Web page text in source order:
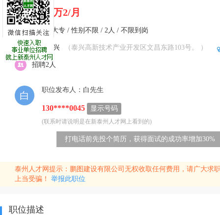
8千-1万2/月
不限 / 大专 / 性别不限 / 2人 / 不限到岗
泰州-泰兴 （泰兴高新技术产业开发区文昌东路103号。 ）
招聘2人
白
职位发布人：白先生
130****0045 显示号码
(联系时请说明是在新泰州人才网上看到的)
打电话前先投个简历，获得面试的成功率增加30%
泰州人才网提示：鹏图建设有限公司无权收取任何费用，请广大
上当受骗！ 举报此职位
职位描述